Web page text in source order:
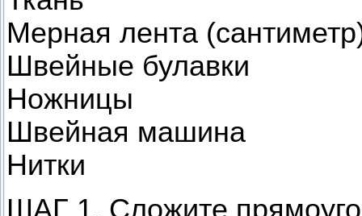
Мерная лента
Швейные булавки
Ножницы
Швейная машина
Нитки